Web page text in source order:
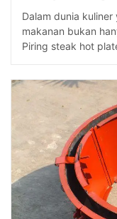
Dalam dunia
makanan bukan
Piring steak hot